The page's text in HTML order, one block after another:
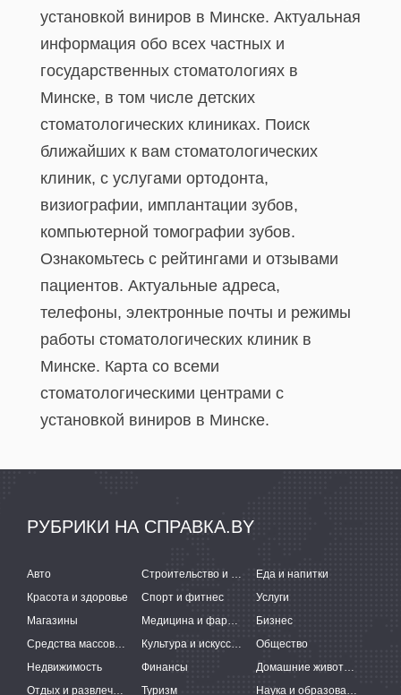
установкой виниров в Минске. Актуальная
информация обо всех частных и
государственных стоматологиях в
Минске, в том числе детских
стоматологических клиниках. Поиск
ближайших к вам стоматологических
клиник, с услугами ортодонта,
визиографии, имплантации зубов,
компьютерной томографии зубов.
Ознакомьтесь с рейтингами и отзывами
пациентов. Актуальные адреса,
телефоны, электронные почты и режимы
работы стоматологических клиник в
Минске. Карта со всеми
стоматологическими центрами с
установкой виниров в Минске.
РУБРИКИ НА СПРАВКА.BY
Авто Строительство и ремонт
Еда и напитки
Красота и здоровье
Спорт и фитнес
Услуги
Магазины
Медицина и фармацевтика
Бизнес
Средства массовой информации
Культура и искусство
Общество
Недвижимость
Финансы
Домашние животные
Отдых и развлечения
Туризм Наука и образование